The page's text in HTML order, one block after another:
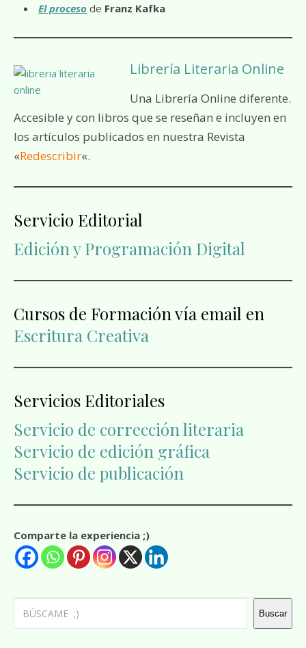
El proceso de Franz Kafka
Librería Literaria Online
Una Librería Online diferente.
Accesible y con libros que se reseñan e incluyen en
los artículos publicados en nuestra Revista
«Redescribir«.
Servicio Editorial
Edición y Programación Digital
Cursos de Formación vía email en
Escritura Creativa
Servicios Editoriales
Servicio de corrección literaria
Servicio de edición gráfica
Servicio de publicación
Comparte la experiencia ;)
Buscar
Buscar